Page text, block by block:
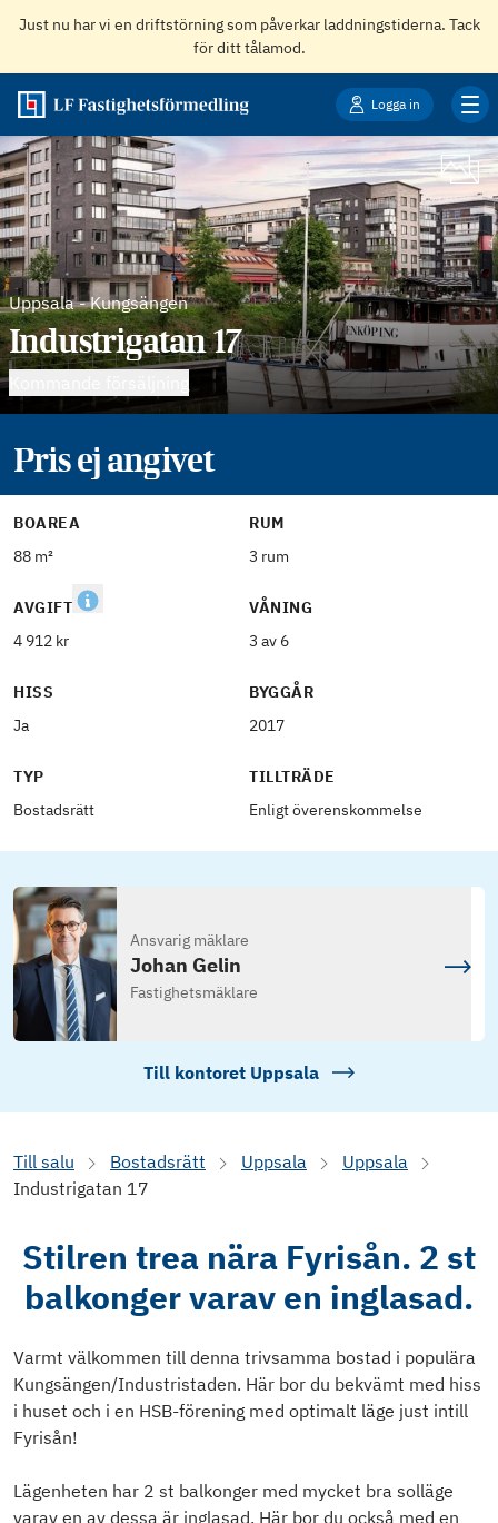
Just nu har vi en driftstörning som påverkar laddningstiderna. Tack
för ditt tålamod.
Logga in
Uppsala-Kungsängen
Industrigatan 17
Pris ej angivet
BOAREA
88 m²
RUM
3 rum
AVGIFT
4 912 kr
VÅNING
3 av 6
HISS
Ja
BYGGÅR
2017
TYP
Bostadsrätt
TILLTRÄDE
Enligt överenskommelse
Ansvarig mäklare
Johan Gelin
Fastighetsmäklare
Till kontoret Uppsala
Till salu Bostadsrätt Uppsala
Uppsala
Industrigatan 17
Stilren trea nära Fyrisån. 2 st
balkonger varav en inglasad.
Varmt välkommen till denna trivsamma bostad i populära
Kungsängen/Industristaden. Här bor du bekvämt med hiss
i huset och i en HSB-förening med optimalt läge just intill
Fyrisån!
Lägenheten har 2 st balkonger med mycket bra solläge
varav en av dessa är inglasad. Här bor du också med en